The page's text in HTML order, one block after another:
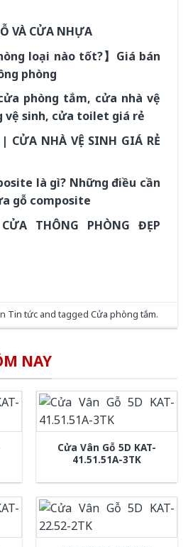
VÀ CỬA NHỰA
loại nào tốt?】Giá bán
phòng
phòng tắm, cửa nhà vệ
vệ sinh, cửa toilet giá rẻ
CỬA NHÀ VỆ SINH GIÁ RẺ
là gì? Những điều cần
gỗ composite
THÔNG PHÒNG ĐẸP
Tin tức and tagged Cửa phòng tắm.
NAY
Cửa Vân Gỗ 5D KAT-
41.51.51A-3TK